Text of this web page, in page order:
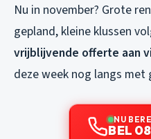
Nu in november? Grote
gepland, kleine klussen
vrijblijvende offerte aan
deze week nog langs met
NU
BEL